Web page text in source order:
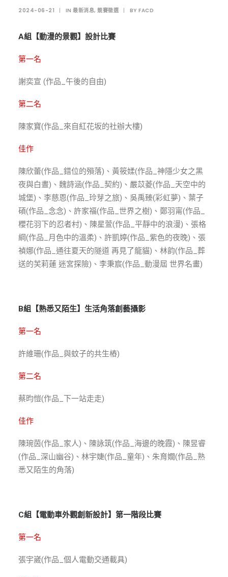
境外生專區 PROSPECTIVE STUDENTS
聯絡我們 CONTACT
ENGLISH
2024-06-21 | IN 最新消息, 競賽徵選 | BY FACD
A組【動漫的景觀】設計比賽
第一名
謝奕宣 (作品_午後的自由)
第二名
陳家寶(作品_來自紅花坂的社辦大樓)
佳作
陳欣蕾(作品_錯位的殞落)、黃筱媃(作品_神隱少女之黑
夜與白晝)、魏詩涵(作品_契約)、嚴苡菱(作品_天空中的
城堡)、李慈恩(作品_玲芽之旅)、吳禹臻(彩虹夢)、葉子
碩(作品_念念)、許家福(作品_世界之樹)、鄭羽甯(作品_
櫻花羽下的忍者村)、陳星萱(作品_平靜中的浪漫)、張格
綱(作品_月色中的溫柔)、許凱婷(作品_紫色的夜晚)、張
禎娜(作品_通往夏天的隧道 再見了龍貓)、林韵(作品_葬
送的芙莉蓮 迷宮探險)、李秉宸(作品_動漫屆 世界名畫)
B組【熟悉又陌生】生活角落創藝攝影
第一名
許維珊(作品_與蚊子的共生樁)
第二名
蔡昀愷(作品_下一站走走)
佳作
陳琬茵(作品_家人)、陳詠筑(作品_海邊的晚霞)、陳昱睿
(作品_深山幽谷)、林宇婕(作品_童年)、朱育嫺(作品_熟
悉又陌生的角落)
C組【電動車外觀創新設計】第一階段比賽
第一名
張宇崴(作品_個人電動交通載具)